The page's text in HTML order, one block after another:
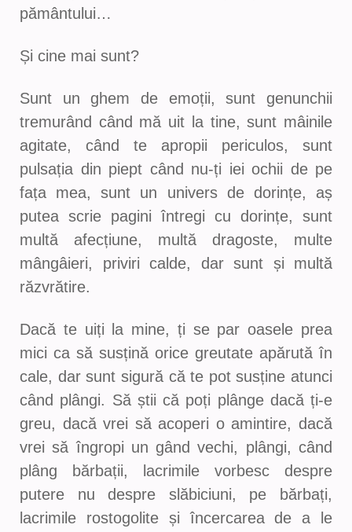
pământului…
Și cine mai sunt?
Sunt un ghem de emoții, sunt genunchii
tremurând când mă uit la tine, sunt mâinile
agitate, când te apropii periculos, sunt
pulsația din piept când nu-ți iei ochii de pe
fața mea, sunt un univers de dorințe, aș
putea scrie pagini întregi cu dorințe, sunt
multă afecțiune, multă dragoste, multe
mângâieri, priviri calde, dar sunt și multă
răzvrătire.
Dacă te uiți la mine, ți se par oasele prea
mici ca să susțină orice greutate apărută în
cale, dar sunt sigură că te pot susține atunci
când plângi. Să știi că poți plânge dacă ți-e
greu, dacă vrei să acoperi o amintire, dacă
vrei să îngropi un gând vechi, plângi, când
plâng bărbații, lacrimile vorbesc despre
putere nu despre slăbiciuni, pe bărbați,
lacrimile rostogolite și încercarea de a le